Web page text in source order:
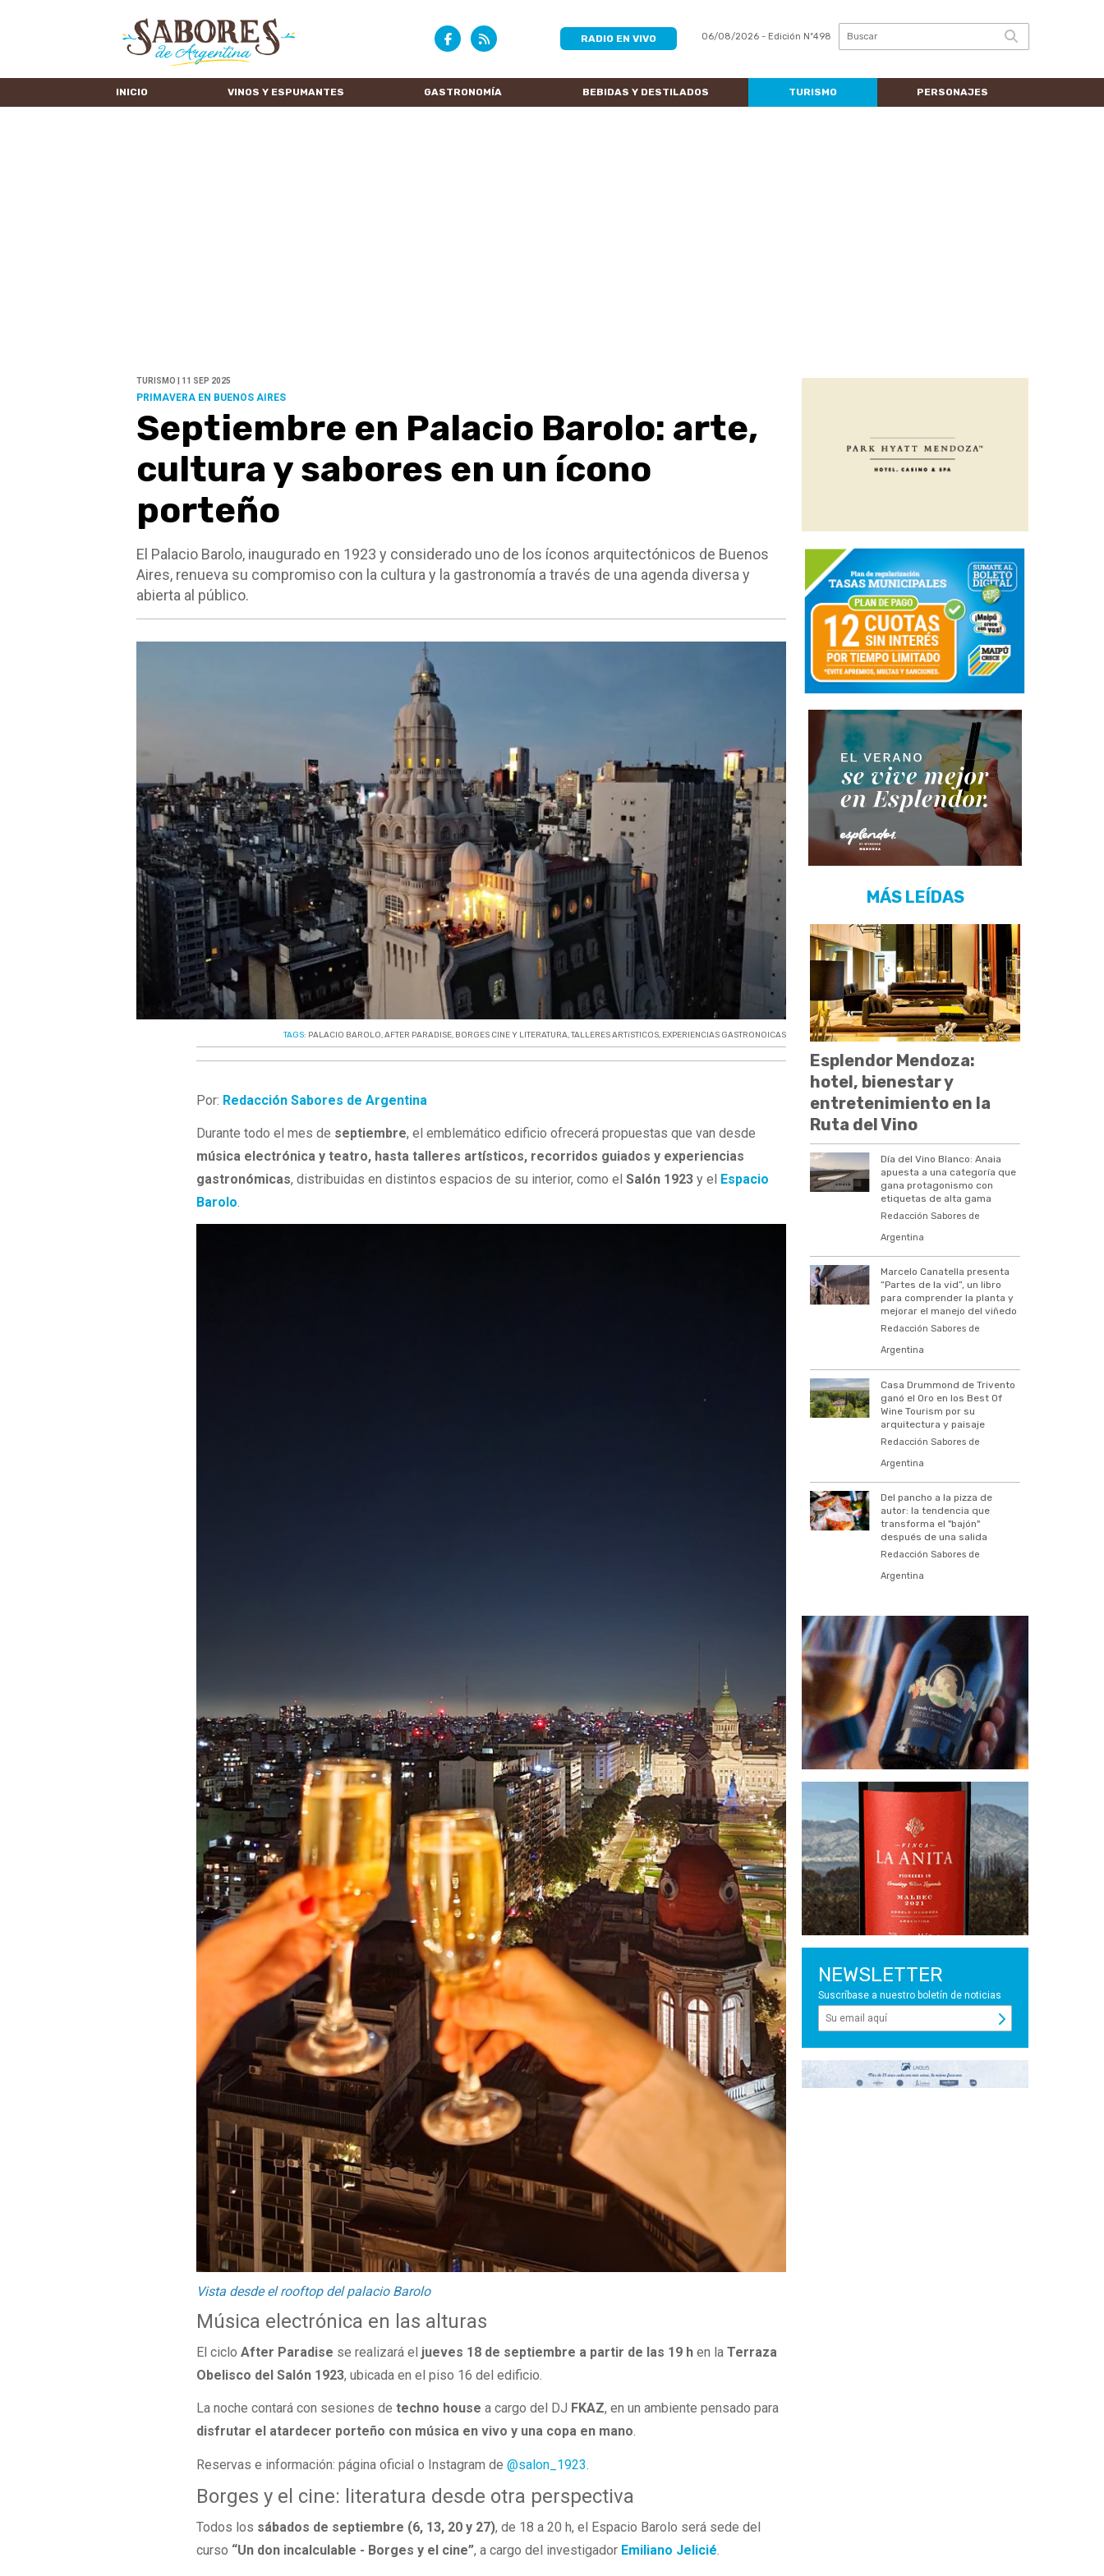
RADIO EN VIVO 06/08/2026- Edición Nº498
INICIO VINOS Y ESPUMANTES GASTRONOMÍA BEBIDAS Y DESTILADOS TURISMO PERSONAJES
TURISMO | 11 SEP 2025
PRIMAVERA EN BUENOS AIRES
Septiembre en Palacio Barolo: arte,
cultura y sabores en un ícono
porteño
El Palacio Barolo, inaugurado en 1923 y considerado uno de los íconos arquitectónicos de Buenos
Aires, renueva su compromiso con la cultura y la gastronomía a través de una agenda diversa y
abierta al público.
TAGS: PALACIO BAROLO,AFTER PARADISE, BORGES CINE Y LITERATURA,TALLERES ARTíSTICOS, EXPERIENCIAS GASTRONOICAS
Por: Redacción Sabores de Argentina
Durante todo el mes de septiembre, el emblemático edificio ofrecerá propuestas que van desde
música electrónica y teatro, hasta talleres artísticos, recorridos guiados y experiencias
gastronómicas, distribuidas en distintos espacios de su interior, como elSalón 1923 y el
Espacio
Barolo.
Vista desde el rooftop del palacio Barolo
Música electrónica en las alturas
El cicloAfter Paradise se realizará el jueves 18 de septiembre a partir de las 19 h en laTerraza
Obelisco del Salón 1923, ubicada en el piso 16 del edificio.
La noche contará con sesiones detechno house a cargo del DJ FKAZ, en un ambiente pensado para
disfrutar el atardecer porteño con música en vivo y una copa en mano.
Reservas e información: página oficial o Instagram de@salon_1923
Borges y el cine: literatura desde otra perspectiva
Todos los sábados de septiembre (6, 13, 20 y 27), de 18 a 20 h, el Espacio Barolo será sede del
curso “Un don incalculable - Borges y el cine”, a cargo del investigador Emiliano Jelicié.
MÁS LEÍDAS
Esplendor Mendoza:
hotel, bienestar y
entretenimiento en la
Ruta del Vino
Día del Vino Blanco: Anaia
apuesta a una categoría que
gana protagonismo con
etiquetas de alta gama
Redacción Sabores de
Argentina
Marcelo Canatella presenta
“Partes de la vid”, un libro
para comprender la planta y
mejorar el manejo del viñedo
Redacción Sabores de
Argentina
Casa Drummond de Trivento
ganó el Oro en los Best Of
Wine Tourism por su
arquitectura y paisaje
Redacción Sabores de
Argentina
Del pancho a la pizza de
autor: la tendencia que
transforma el "bajón"
después de una salida
Redacción Sabores de
Argentina
NEWSLETTER
Suscríbase a nuestro boletín de noticias